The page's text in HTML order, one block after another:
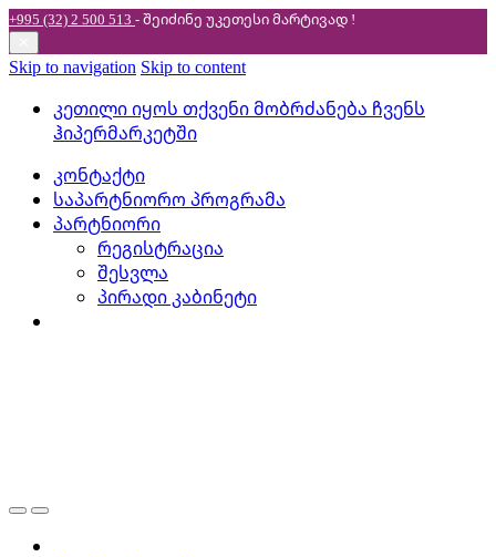
+995 (32) 2 500 513 - შეიძინე უკეთესიმარტივად !
Skip to navigation Skip to content
კეთილი იყოს თქვენი მობრძანება ჩვენს
ჰიპერმარკეტში
კონტაქტი
საპარტნიორო პროგრამა
პარტნიორი
რეგისტრაცია
შესვლა
პირადი კაბინეტი